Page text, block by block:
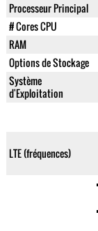
Processeur Principal
# Cores CPU
RAM
Options de Stockage
Système
d'Exploitation
LTE (fréquences)